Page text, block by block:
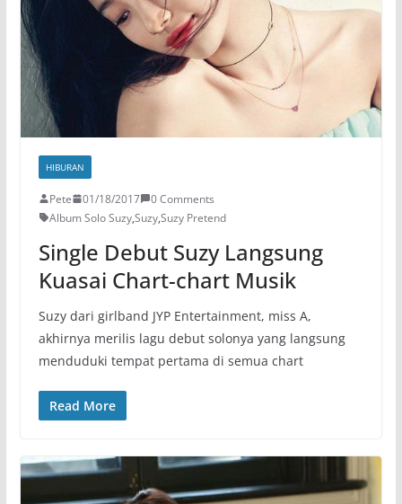
HIBURAN
Pete 01/18/2017
0 Comments
Album Solo Suzy,Suzy,Suzy Pretend
Single Debut Suzy Langsung
Kuasai Chart-chart Musik
Suzy dari girlband JYP Entertainment, miss A,
akhirnya merilis lagu debut solonya yang langsung
menduduki tempat pertama di semua chart
Read More